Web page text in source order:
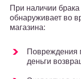
При наличии
обнаруживает во
магазина:
Повреждения
деньги